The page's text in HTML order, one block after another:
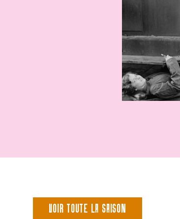
VOIR TOUTE LA SAISON